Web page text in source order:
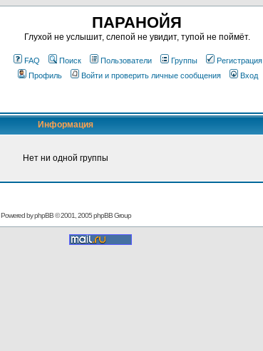
ПАРАНОЙЯ
Глухой не услышит, слепой не увидит, тупой не поймёт.
FAQ Поиск Пользователи Группы
Регистрация
Профиль
Войти и проверить личные сообщения Вход
Информация
Нет ни одной группы
Powered byphpBB© 2001, 2005 phpBB Group